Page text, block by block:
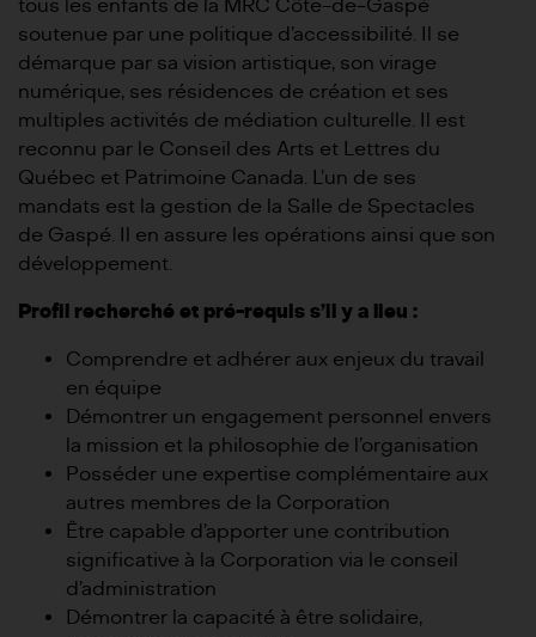
tous les enfants de la MRC Côte-de-Gaspé
soutenue par une politique d’accessibilité. Il se
démarque par sa vision artistique, son virage
numérique, ses résidences de création et ses
multiples activités de médiation culturelle. Il est
reconnu par le Conseil des Arts et Lettres du
Québec et Patrimoine Canada. L’un de ses
mandats est la gestion de la Salle de Spectacles
de Gaspé. Il en assure les opérations ainsi que son
développement.
Profil recherché et pré-requis s’il y a lieu :
Comprendre et adhérer aux enjeux du travail
en équipe
Démontrer un engagement personnel envers
la mission et la philosophie de l’organisation
Posséder une expertise complémentaire aux
autres membres de la Corporation
Être capable d’apporter une contribution
significative à la Corporation via le conseil
d’administration
Démontrer la capacité à être solidaire,